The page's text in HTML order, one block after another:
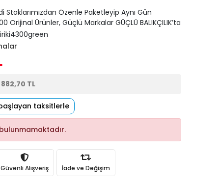
Stoklarımızdan Özenle Paketleyip Aynı Gün
Orijinal Ürünler, Güçlü Markalar GÜÇLÜ BALIKÇILIK’ta
882,70 TL
taksitlerle
Güvenli Alışveriş İade ve Değişim